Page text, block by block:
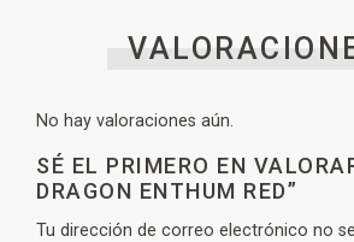
No hay valoraciones aún.
SÉ EL PRIMERO EN
DRAGON ENTHUM RED”
Tu dirección de correo electrónico no